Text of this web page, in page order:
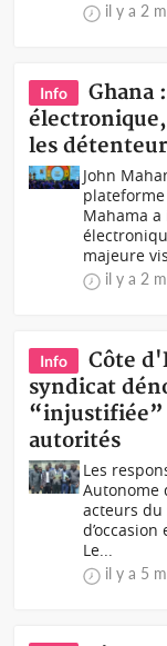
il y a 2
Info
Ghana
les
John
plateforme
Mahama
majeure
il y a 2
Info
Côte
syndicat
“injustifiée”
autorités
Les
Autonome
acteurs du
Le...
il y a 5